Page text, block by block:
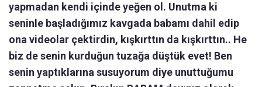
yapmadan kendi içinde yeğen ol. Unutma ki
seninle başladığımız kavgada babamı dahil edip
ona videolar çektirdin, kışkırttın da kışkırttın.. He
biz de senin kurduğun tuzağa düştük evet! Ben
senin yaptıklarına susuyorum diye unuttuğumu